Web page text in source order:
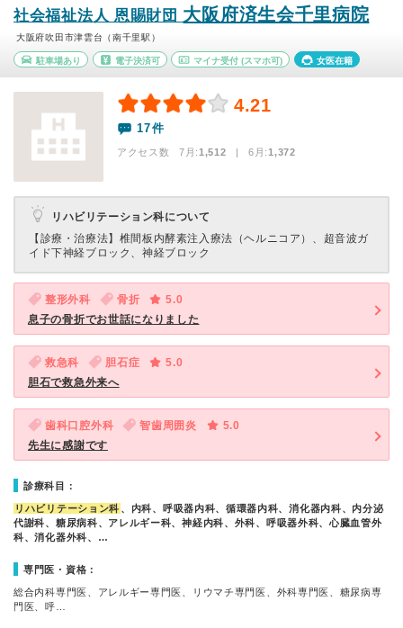
社会福祉法人 恩賜財団 大阪府済生会千里病院
大阪府吹田市津雲台（南千里駅）
駐車場あり 電子決済可 マイナ受付 (スマホ可) 女医在籍
4.21
17件
アクセス数 7月:1,512 | 6月:1,372
リハビリテーション科について
【診療・治療法】 椎間板内酵素注入療法（ヘルニコア）、超音波ガ
イド下神経ブロック、神経ブロック
整形外科 骨折
5.0
息子の骨折でお世話になりました
救急科 胆石症
5.0
胆石で救急外来へ
歯科口腔外科 智歯周囲炎
5.0
先生に感謝です
診療科目：
リハビリテーション科 、内科、呼吸器内科、循環器内科、消化器内科、内分泌
代謝科、糖尿病科、アレルギー科、神経内科、外科、呼吸器外科、心臓血管外
科、消化器外科、…
専門医・資格：
総合内科専門医、アレルギー専門医、リウマチ専門医、外科専門医、糖尿病専
門医、呼…